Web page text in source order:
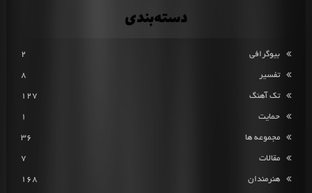
دسته‌بندی
بیوگرافی 2
تفسیر 8
تک آهنگ 127
حمایت 1
مجموعه ها 36
مقالات 7
هنرمندان 168